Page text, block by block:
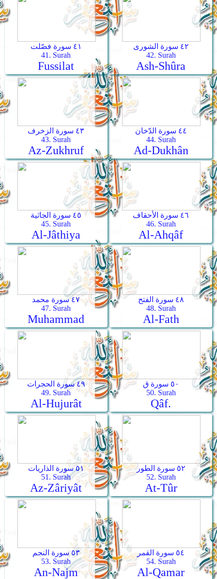
٤١ سورة فصّلت
41. Surah
Fussilat
٤٢ سورة الشورى
42. Surah
Ash-Shûra
٤٣ سورة الزخرف
43. Surah
Az-Zukhruf
٤٤ سورة الدّخان
44. Surah
Ad-Dukhân
٤٥ سورة الجاثية
45. Surah
Al-Jâthiya
٤٦ سورة الأحقاف
46. Surah
Al-Ahqâf
٤٧ سورة محمد
47. Surah
Muhammad
٤٨ سورة الفتح
48. Surah
Al-Fath
٤٩ سورة الحجرات
49. Surah
Al-Hujurât
٥٠ سورة ق
50. Surah
Qâf.
٥١ سورة الذاريات
51. Surah
Az-Zâriyât
٥٢ سورة الطور
52. Surah
At-Tûr
٥٣ سورة النجم
53. Surah
An-Najm
٥٤ سورة القمر
54. Surah
Al-Qamar